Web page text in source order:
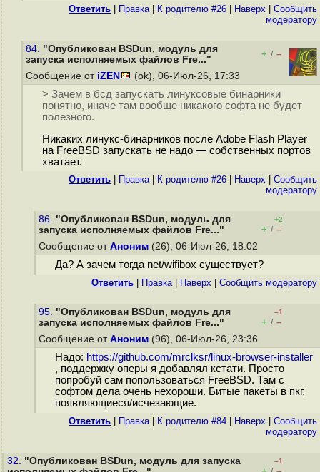
Ответить Правка| К родителю #26 Наверх
Cообщить
модератору
84. "Опубликован BSDun, модуль для
запуска исполняемых файлов Fre..."
+ / –
Сообщение от iZEN (ok), 06-Июл-26, 17:33
> Зачем в бсд запускать линуксовые бинарники
понятно, иначе там вообще никакого софта не будет
полезного.
Никаких линукс-бинарников после Adobe Flash Player
на FreeBSD запускать не надо — собственных портов
хватает.
Ответить Правка| К родителю #26 Наверх
Cообщить
модератору
86. "Опубликован BSDun, модуль для
запуска исполняемых файлов Fre..."
+2
+ / –
Сообщение от Аноним (26), 06-Июл-26, 18:02
Да? А зачем тогда net/wifibox существует?
Ответить Правка| Наверх Cообщить модератору
95. "Опубликован BSDun, модуль для
запуска исполняемых файлов Fre..."
–1
+ / –
Сообщение от Аноним (96), 06-Июл-26, 23:36
Надо: https://github.com/mrclksr/linux-browser-installer
, поддержку оперы я добавлял кстати. Просто
попробуй сам попользоваться FreeBSD. Там с
софтом дела очень нехороши. Битые пакеты в пкг,
появляющиеся/исчезающие.
Ответить Правка| К родителю #84 Наверх
Cообщить
модератору
32. "Опубликован BSDun, модуль для запуска
–1